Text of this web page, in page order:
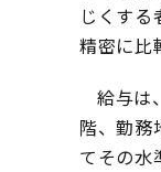
じくする
精密に比
給与は
階、勤務
てその水